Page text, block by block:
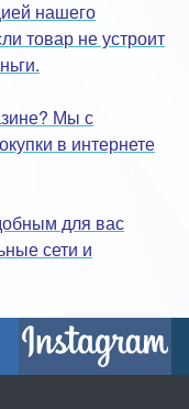
нашего
товар не устроит
Мы с
в интернете
для вас
сети и